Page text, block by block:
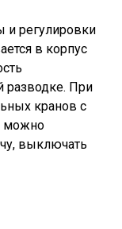
и регулировки
в корпус
разводке. При
кранов с
можно
выключать